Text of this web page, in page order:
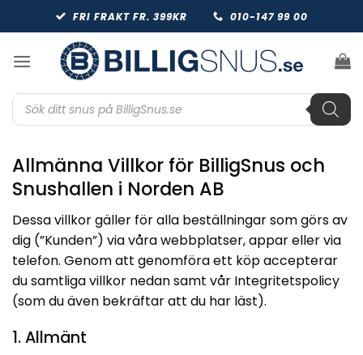
to
FRI FRAKT FR. 399KR 010-147 99 00
Produktsökning
Allmänna Villkor för BilligSnus och
Snushallen i Norden AB
Dessa villkor gäller för alla beställningar som görs av
dig (”Kunden”) via våra webbplatser, appar eller via
telefon. Genom att genomföra ett köp accepterar
du samtliga villkor nedan samt vår Integritetspolicy
(som du även bekräftar att du har läst).
1. Allmänt